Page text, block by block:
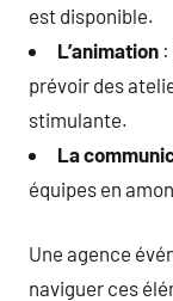
est disponible.
L’animation
prévoir des
stimulante.
La
équipes en
Une agence
naviguer ces